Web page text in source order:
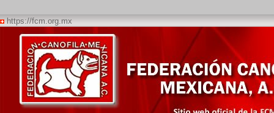
https://fcm.org.mx